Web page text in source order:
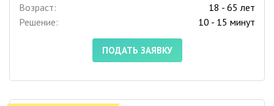
Возраст:
18 - 65 лет
Решение:
10 - 15 минут
ПОДАТЬ ЗАЯВКУ